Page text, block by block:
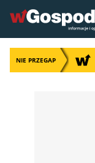
NIE PRZEGAP